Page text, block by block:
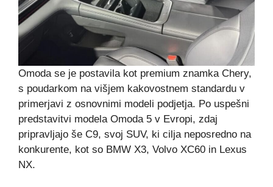
Omoda se je postavila kot premium znamka Chery,
s poudarkom na višjem kakovostnem standardu v
primerjavi z osnovnimi modeli podjetja. Po uspešni
predstavitvi modela Omoda 5 v Evropi, zdaj
pripravljajo še C9, svoj SUV, ki cilja neposredno na
konkurente, kot so BMW X3, Volvo XC60 in Lexus
NX.